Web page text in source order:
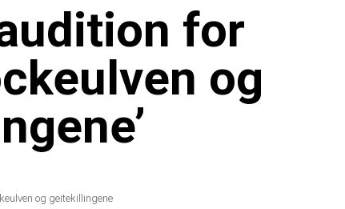
for
og
og geitekillingene